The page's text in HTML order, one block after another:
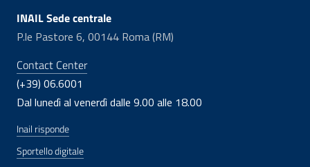
INAIL Sede centrale
P.le Pastore 6, 00144 Roma (RM)
Contact Center
(+39) 06.6001
Dal lunedì al venerdì dalle 9.00 alle 18.00
Inail risponde
Sportello digitale